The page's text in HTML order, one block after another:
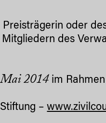
oder
Mitgliedern des
2014 im
–